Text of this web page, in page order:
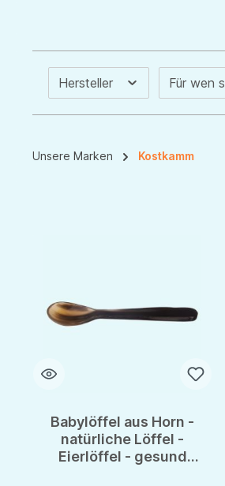
Hersteller Für wen
Unsere Marken Kostkamm
Babylöffel aus Horn -
natürliche Löffel -
Eierlöffel - gesund